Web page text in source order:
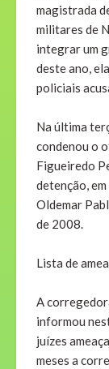
magistrada
militares de
integrar um
deste ano,
policiais
Na última
condenou o
Figueiredo
detenção,
Oldemar
de 2008.
Lista de
A
informou
juízes
meses a